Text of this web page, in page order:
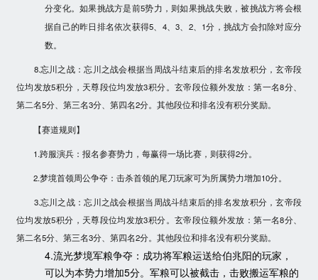
分变化。如果挑战方是前5势力，则如果挑战失败，被挑战方将会根
据自己的昨日排名依次获得5、4、3、2、1分，挑战方会扣除对应分
数。
8.忘川之战：忘川之战会根据当周战斗结束后的排名发放积分，玄帝段
位均发放5积分，天尊段位均发放3积分。玄帝段位额外发放：第一名8分、
第二名5分、第三名3分、第四名2分。其他段位和排名没有积分奖励。
【赛道规则】
1.跨服演兵：报名参赛势力，每赢得一场比赛，则获得2分。
2.梦境首领周公争夺：击杀首领的尾刀玩家可为所属势力增加10分。
3.忘川之战：忘川之战会根据当周战斗结束后的排名发放积分，玄帝段
位均发放5积分，天尊段位均发放3积分。玄帝段位额外发放：第一名8分、
第二名5分、第三名3分、第四名2分。其他段位和排名没有积分奖励。
4.流光梦境军粮争夺：成功将军粮运送给伯兆阳的玩家，
可以为本势力增加5分。军粮可以被截击，击败搬运军粮的